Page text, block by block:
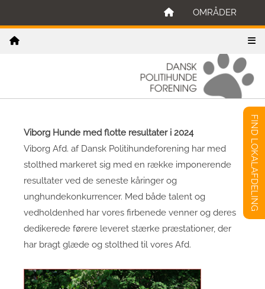
OMRÅDER
Viborg Hunde med flotte resultater i 2024
Viborg Afd. af Dansk Politihundeforening har med
stolthed markeret sig med en række imponerende
resultater ved de seneste kåringer og
unghundekonkurrencer. Med både talent og
vedholdenhed har vores firbenede venner og deres
dedikerede førere leveret stærke præstationer, der
har bragt glæde og stolthed til vores Afd.
FIND LOKALAFDELING